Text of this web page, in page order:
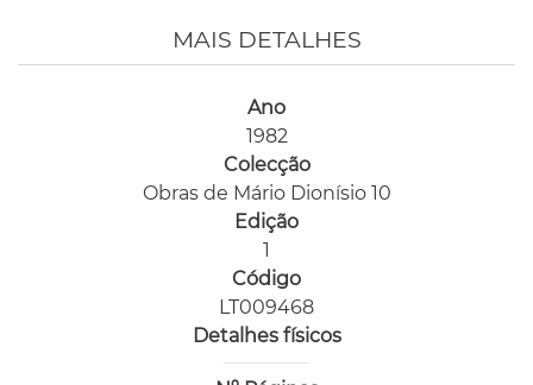
MAIS DETALHES
Ano
1982
Colecção
Obras de Mário Dionísio 10
Edição
1
Código
LT009468
Detalhes físicos